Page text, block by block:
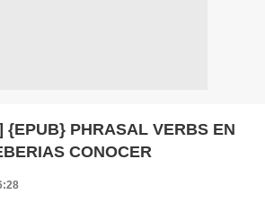
{EPUB} PHRASAL VERBS EN
CONOCER